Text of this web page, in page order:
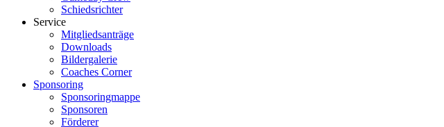
Schiedsrichter
Service
Mitgliedsanträge
Downloads
Bildergalerie
Coaches Corner
Sponsoring
Sponsoringmappe
Sponsoren
Förderer